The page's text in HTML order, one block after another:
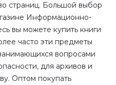
страниц. Большой выбор
Информационно-
вы можете купить книги
часто эти предметы
вопросами
для архивов и
Оптом покупать